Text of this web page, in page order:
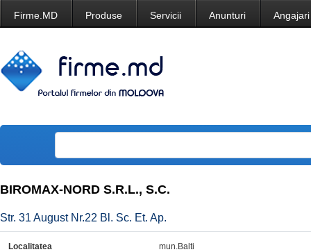
Firme.MD Produse Servicii Anunturi Angajari
BIROMAX-NORD S.R.L., S.C.
Str. 31 August Nr.22 Bl. Sc. Et. Ap.
Localitatea mun.Balti